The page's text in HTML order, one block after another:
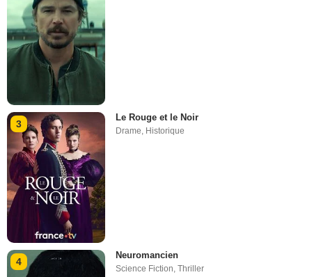
3
Le Rouge et le Noir
Drame, Historique
4
Neuromancien
Science Fiction,Thriller